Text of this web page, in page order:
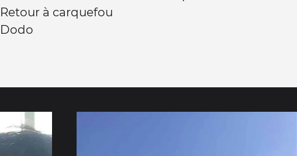
Retour à carquefou
Dodo